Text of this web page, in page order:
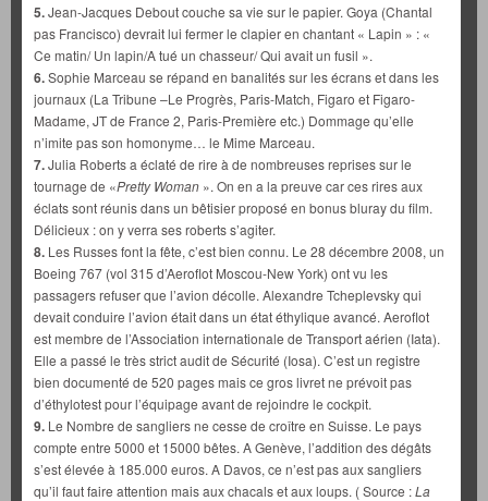
5.Jean-Jacques Debout couche sa vie sur le papier. Goya (Chantal
pas Francisco) devrait lui fermer le clapier en chantant « Lapin » : «
Ce matin/ Un lapin/A tué un chasseur/ Qui avait un fusil ».
6.Sophie Marceau se répand en banalités sur les écrans et dans les
journaux (La Tribune –Le Progrès, Paris-Match, Figaro et Figaro-
Madame, JT de France 2, Paris-Première etc.) Dommage qu’elle
n’imite pas son homonyme… le Mime Marceau.
7.Julia Roberts a éclaté de rire à de nombreuses reprises sur le
tournage de «Pretty Woman ». On en a la preuve car ces rires aux
éclats sont réunis dans un bêtisier proposé en bonus bluray du film.
Délicieux : on y verra ses roberts s’agiter.
8. Les Russes font la fête, c’est bien connu. Le 28 décembre 2008, un
Boeing 767 (vol 315 d’Aeroflot Moscou-New York) ont vu les
passagers refuser que l’avion décolle. Alexandre Tcheplevsky qui
devait conduire l’avion était dans un état éthylique avancé. Aeroflot
est membre de l’Association internationale de Transport aérien (Iata).
Elle a passé le très strict audit de Sécurité (Iosa). C’est un registre
bien documenté de 520 pages mais ce gros livret ne prévoit pas
d’éthylotest pour l’équipage avant de rejoindre le cockpit.
9. Le Nombre de sangliers ne cesse de croître en Suisse. Le pays
compte entre 5000 et 15000 bêtes. A Genève, l’addition des dégâts
s’est élevée à 185.000 euros. A Davos, ce n’est pas aux sangliers
qu’il faut faire attention mais aux chacals et aux loups. ( Source :La